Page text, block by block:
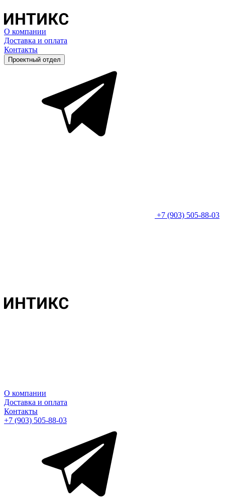
О компании
Доставка и оплата
Контакты
Проектный отдел
+7 (903) 505-88-03
О компании
Доставка и оплата
Контакты
+7 (903) 505-88-03